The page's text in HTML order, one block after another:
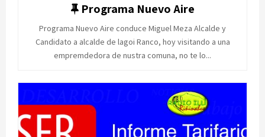
F
e
a
t
r
Programa Nuevo Aire
Programa Nuevo Aire conduce Miguel Meza Alcalde y
Candidato a alcalde de lagoi Ranco, hoy visitando a una
empremdedora de nustra comuna, no te lo...